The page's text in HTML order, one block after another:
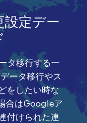
定デー
タ移行する一
ータ移行やス
をしたい時な
合はGoogleア
付けられた連